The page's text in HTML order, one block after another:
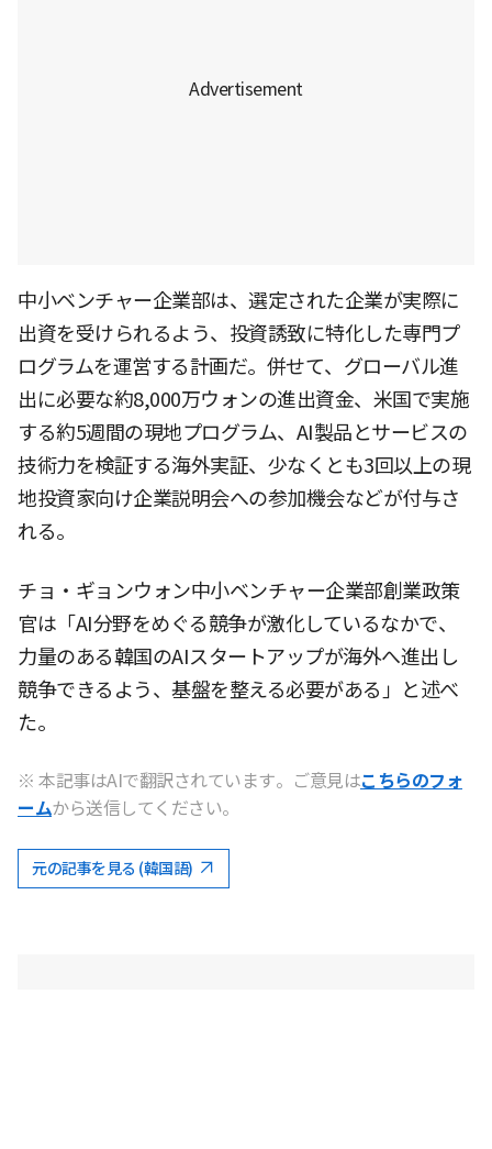
中小ベンチャー企業部は、選定された企業が実際に
出資を受けられるよう、投資誘致に特化した専門プ
ログラムを運営する計画だ。併せて、グローバル進
出に必要な約8,000万ウォンの進出資金、米国で実施
する約5週間の現地プログラム、AI製品とサービスの
技術力を検証する海外実証、少なくとも3回以上の現
地投資家向け企業説明会への参加機会などが付与さ
れる。
チョ・ギョンウォン中小ベンチャー企業部創業政策
官は「AI分野をめぐる競争が激化しているなかで、
力量のある韓国のAIスタートアップが海外へ進出し
競争できるよう、基盤を整える必要がある」と述べ
た。
※ 本記事はAIで翻訳されています。ご意見はこちらのフォ
ームから送信してください。
元の記事を見る (韓国語)